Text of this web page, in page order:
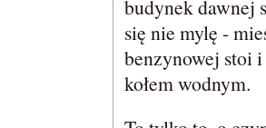
budynek dawnej
się nie mylę -
benzynowej stoi
kołem wodnym.